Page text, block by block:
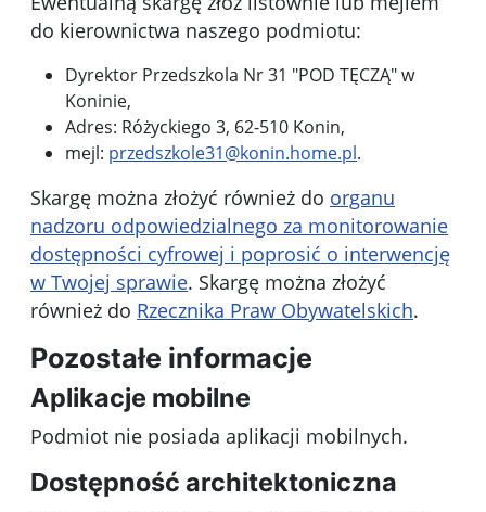
do kierownictwa naszego podmiotu:
Dyrektor Przedszkola Nr 31 "POD TĘCZĄ" w
Koninie,
Adres: Różyckiego 3, 62-510 Konin,
mejl: przedszkole31@konin.home.pl.
Skargę można złożyć również do organu
nadzoru odpowiedzialnego za monitorowanie
dostępności cyfrowej i poprosić o interwencję
w Twojej sprawie. Skargę można złożyć
również do Rzecznika Praw Obywatelskich.
Pozostałe informacje
Aplikacje mobilne
Podmiot nie posiada aplikacji mobilnych.
Dostępność architektoniczna